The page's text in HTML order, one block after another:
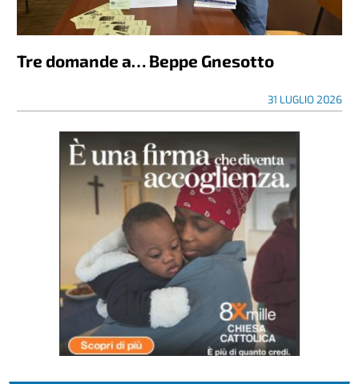
Tre domande a… Beppe Gnesotto
31 LUGLIO 2026